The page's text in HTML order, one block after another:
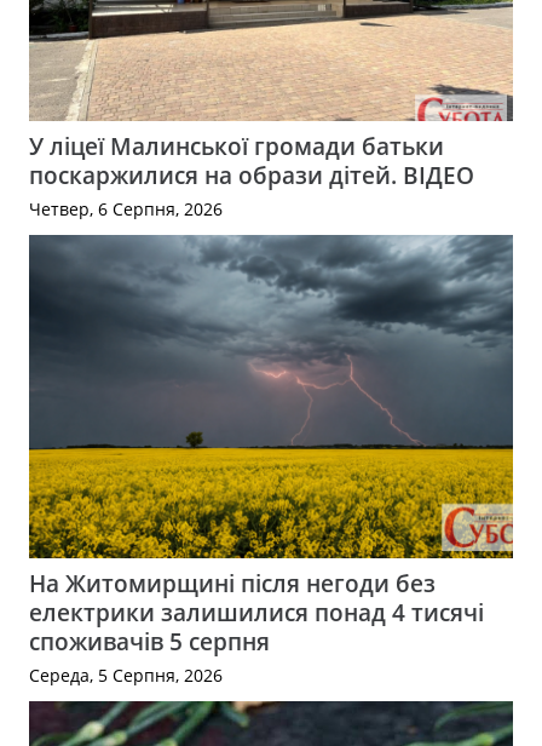
У ліцеї Малинської громади батьки
поскаржилися на образи дітей. ВІДЕО
Четвер, 6 Серпня, 2026
На Житомирщині після негоди без
електрики залишилися понад 4 тисячі
споживачів 5 серпня
Середа, 5 Серпня, 2026